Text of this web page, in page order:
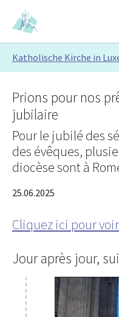
Skip to main content
Skip to page footer
Katholische Kirche in
Cliquez ici pour
Jour après jour,
Prions pour nos
jubilaire
Pour le jubilé des
des évêques,
diocèse sont à
25.06.2025